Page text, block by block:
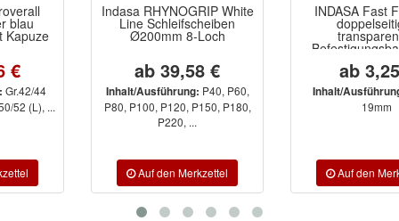
Indasa RHYNOGRIP White
Line Schleifscheiben
Ø200mm 8-Loch
ab 39,58 €
Inhalt/Ausführung:P40, P60,
P80, P100, P120, P150, P180,
INDASA Fast Fix Tape
doppelseitiges
transparentes
Befestigungsband 10m
Inhalt/Ausführung:12mm,